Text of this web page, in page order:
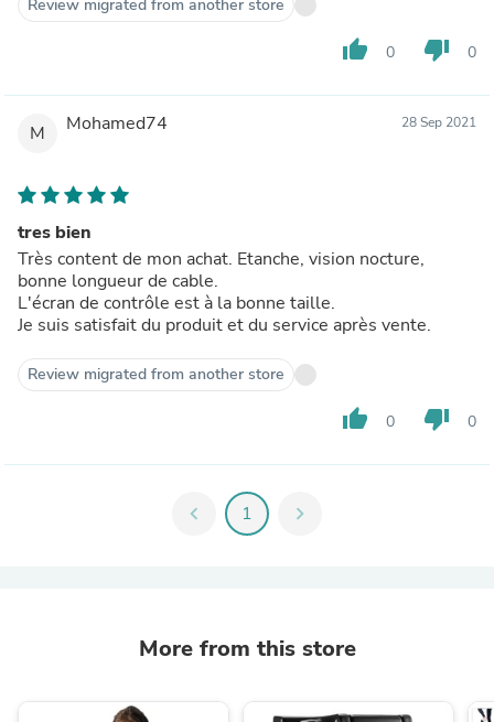
Review migrated from another store
thumb_up 0 thumb_down 0
M Mohamed74 28 Sep 2021
tres bien
Très content de mon achat. Etanche, vision nocture,
bonne longueur de cable.
L'écran de contrôle est à la bonne taille.
Je suis satisfait du produit et du service après vente.
Review migrated from another store
thumb_up 0 thumb_down 0
chevron_left 1 chevron_right
More from this store